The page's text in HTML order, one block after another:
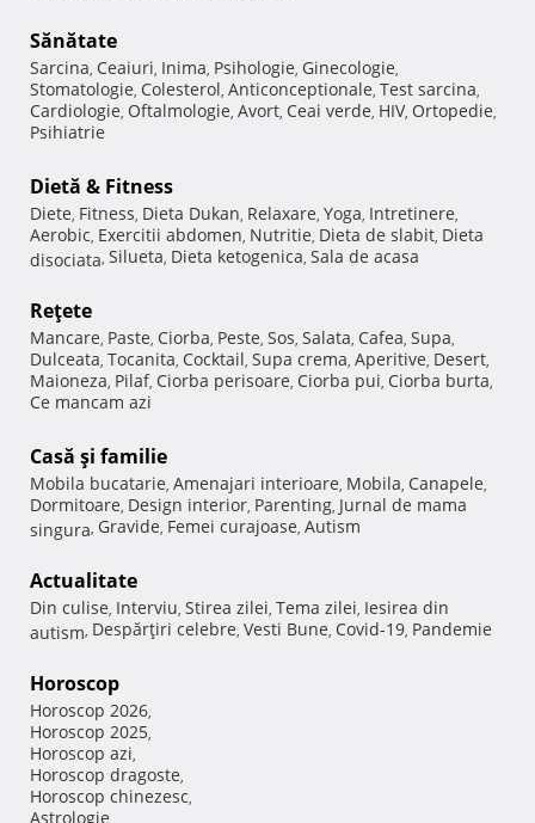
Sănătate
Sarcina, Ceaiuri, Inima, Psihologie, Ginecologie,
Stomatologie, Colesterol, Anticonceptionale, Test sarcina,
Cardiologie, Oftalmologie, Avort, Ceai verde, HIV, Ortopedie,
Psihiatrie
Dietă & Fitness
Diete, Fitness, Dieta Dukan, Relaxare, Yoga, Intretinere,
Aerobic, Exercitii abdomen, Nutritie, Dieta de slabit, Dieta
disociata, Silueta, Dieta ketogenica, Sala de acasa
Reţete
Mancare, Paste, Ciorba, Peste, Sos, Salata, Cafea, Supa,
Dulceata, Tocanita, Cocktail, Supa crema, Aperitive, Desert,
Maioneza, Pilaf, Ciorba perisoare, Ciorba pui, Ciorba burta,
Ce mancam azi
Casă şi familie
Mobila bucatarie, Amenajari interioare, Mobila, Canapele,
Dormitoare, Design interior, Parenting, Jurnal de mama
singura, Gravide, Femei curajoase, Autism
Actualitate
Din culise, Interviu, Stirea zilei, Tema zilei, Iesirea din
autism, Despărţiri celebre, Vesti Bune, Covid-19, Pandemie
Horoscop
Horoscop 2026,
Horoscop 2025,
Horoscop azi,
Horoscop dragoste,
Horoscop chinezesc,
Astrologie